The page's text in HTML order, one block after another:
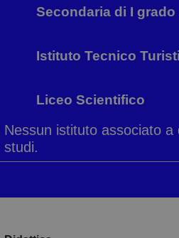
Secondaria di I grado
Istituto Tecnico
Liceo Scientifico
Nessun istituto associato a
studi.